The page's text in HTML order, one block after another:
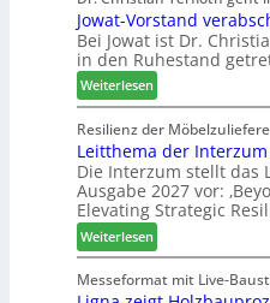
d
u
k
t
s
u
c
h
e
a
c
h
b
e
s
s
e
r
u
n
g
e
r
s
a
m
l
u
n
g
:
e
u
e
Jowat-Vorstand
Bei Jowat ist Dr.
in den Ruhestand
Weiterlesen:
J
o
w
a
t
-
V
o
r
Resilienz der
Leitthema der Interzum
Die Interzum stellt das
Ausgabe 2027 vor:
Elevating Strategic
Weiterlesen:
L
e
i
Messeformat mit Live-